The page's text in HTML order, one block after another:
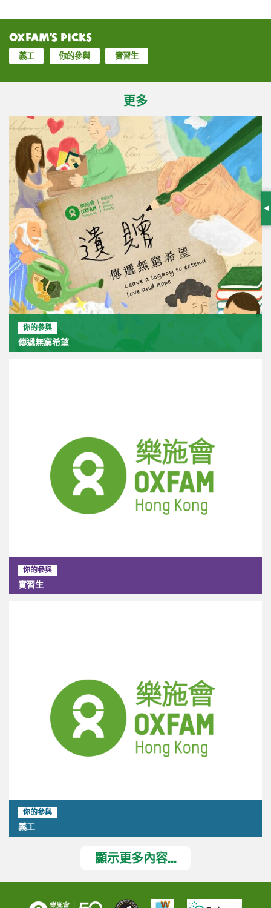
Oxfam’s Picks
義工 你的參與 實習生
更多
你的參與
傳遞無窮希望
你的參與
實習生
你的參與
義工
顯示更多內容...